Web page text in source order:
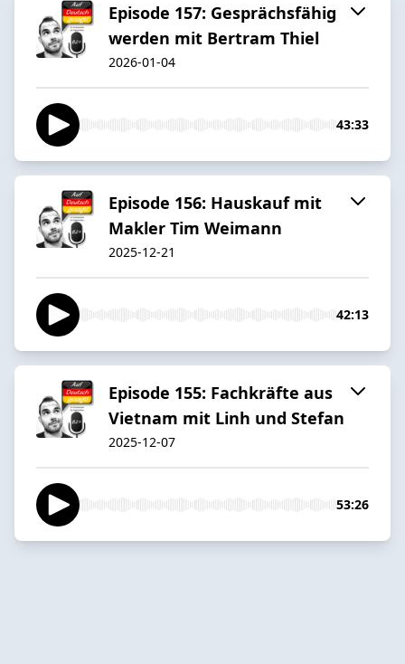
Episode 157: Gesprächsfähig
werden mit Bertram Thiel
2026-01-04
43:33
Episode 156: Hauskauf mit
Makler Tim Weimann
2025-12-21
42:13
Episode 155: Fachkräfte aus
Vietnam mit Linh und Stefan
2025-12-07
53:26